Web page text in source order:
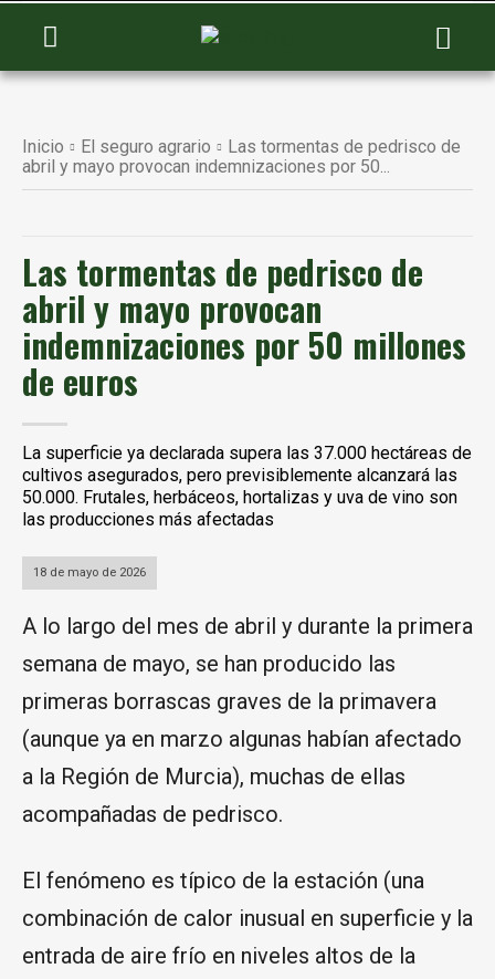
Inicio El seguro agrario
Las tormentas de pedrisco de
abril y mayo provocan indemnizaciones por 50...
Las tormentas de pedrisco de
abril y mayo provocan
indemnizaciones por 50 millones
de euros
La superficie ya declarada supera las 37.000 hectáreas de
cultivos asegurados, pero previsiblemente alcanzará las
50.000. Frutales, herbáceos, hortalizas y uva de vino son
las producciones más afectadas
18 de mayo de 2026
A lo largo del mes de abril y durante la primera
semana de mayo, se han producido las
primeras borrascas graves de la primavera
(aunque ya en marzo algunas habían afectado
a la Región de Murcia), muchas de ellas
acompañadas de pedrisco.
El fenómeno es típico de la estación (una
combinación de calor inusual en superficie y la
entrada de aire frío en niveles altos de la